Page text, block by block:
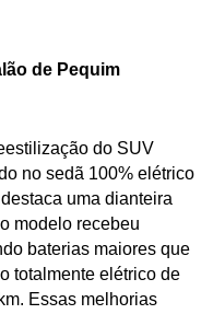
de Pequim
do SUV
no sedã 100% elétrico
uma dianteira
modelo recebeu
baterias maiores que
totalmente elétrico de
Essas melhorias